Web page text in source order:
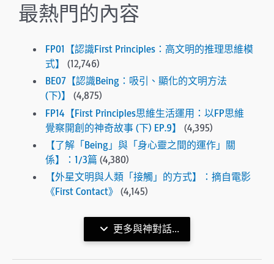
最熱門的內容
FP01【認識First Principles：高文明的推理思維模
式】
(12,746)
BE07【認識Being：吸引、顯化的文明方法
(下)】
(4,875)
FP14【First Principles思維生活運用：以FP思維
覺察開創的神奇故事 (下) EP.9】
(4,395)
【了解「Being」與「身心靈之間的運作」關
係】：1/3篇 (4,380)
【外星文明與人類「接觸」的方式】：摘自電影
《First Contact》
(4,145)
更多與神對話...